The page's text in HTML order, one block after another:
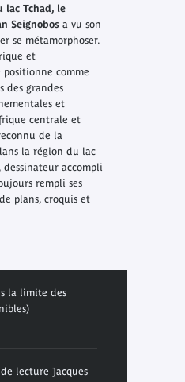
lac Tchad, le
Seignobosa vu son
se métamorphoser.
et
comme
des grandes
et
centrale et
de la
la région du lac
dessinateur accompli
rempli ses
plans, croquis et
la limite des
lecture Jacques